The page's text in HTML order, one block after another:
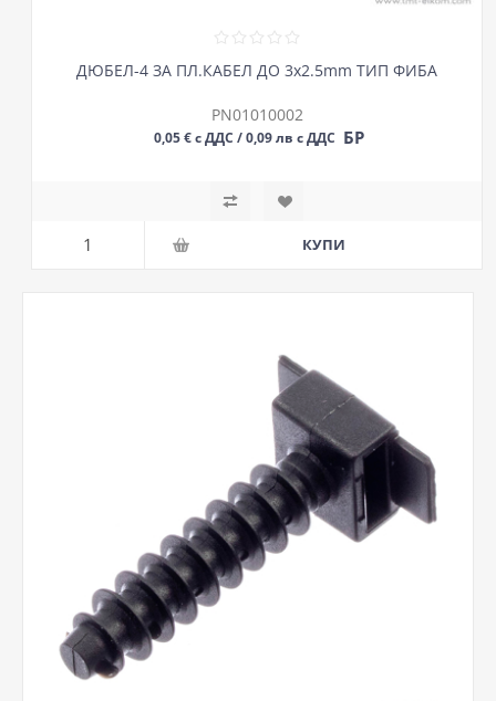
ДЮБЕЛ-4 ЗА ПЛ.КАБЕЛ ДО 3х2.5mm ТИП ФИБА
PN01010002
0,05 € с ДДС / 0,09 лв с ДДС БР